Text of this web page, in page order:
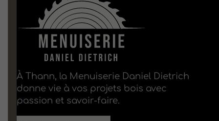
À Thann, la Menuiserie Daniel Dietrich
donne vie à vos projets bois avec
passion et savoir-faire.